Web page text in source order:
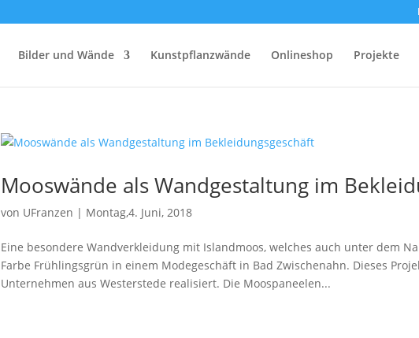
Bilder und Wände Kunstpflanzwände Onlineshop Projekte
Mooswände als Wandgestaltung im
von UFranzen | Montag,4. Juni, 2018
Eine besondere Wandverkleidung mit Islandmoos, welches auch unter dem
Farbe Frühlingsgrün in einem Modegeschäft in Bad Zwischenahn. Dieses
Unternehmen aus Westerstede realisiert. Die Moospaneelen...